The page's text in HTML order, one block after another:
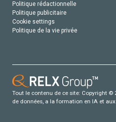
Politique rédactionnelle
Politique publicitaire
Cookie settings
Politique de la vie privée
Tout le contenu de ce site: Copyright ©
de données, a la formation en IA et